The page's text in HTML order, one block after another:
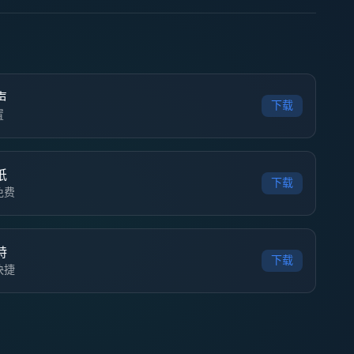
下载
费
下载
捷
下载